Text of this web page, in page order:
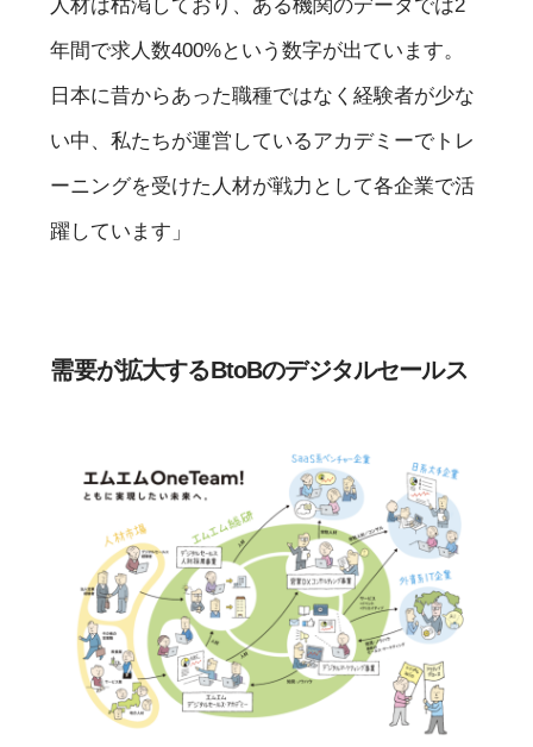
人材は枯渇しており、ある機関のデータでは2
年間で求人数400%という数字が出ています。
日本に昔からあった職種ではなく経験者が少な
い中、私たちが運営しているアカデミーでトレ
ーニングを受けた人材が戦力として各企業で活
躍しています」
需要が拡大するBtoBのデジタルセールス